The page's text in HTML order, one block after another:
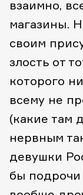
взаимно,
магазины.
своим
злость от
которого
всему не
(какие там
нервным
девушки
бы